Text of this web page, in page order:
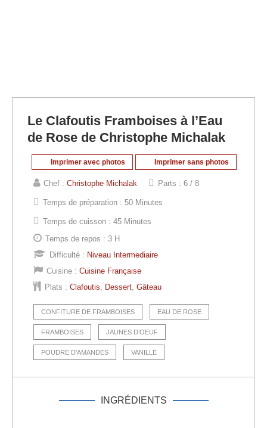
Le Clafoutis Framboises à l’Eau
de Rose de Christophe Michalak
Imprimer avec photos Imprimer sans photos
Chef : Christophe Michalak Parts : 6 / 8
Temps de préparation : 50 Minutes
Temps de cuisson : 45 Minutes
Temps de repos : 3 H
Difficulté : Niveau Intermediaire
Cuisine : Cuisine Française
Plats : Clafoutis Dessert Gâteau
CONFITURE DE FRAMBOISES EAU DE ROSE
FRAMBOISES JAUNES D’OEUF
POUDRE D’AMANDES VANILLE
INGRÉDIENTS